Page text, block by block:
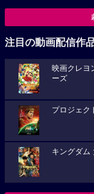
注目の動画配信作
映画クレヨ
ーズ
プロジェク
キングダム